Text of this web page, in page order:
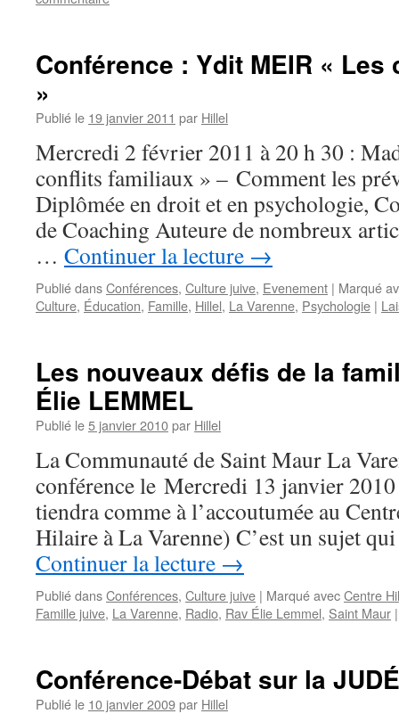
Conférence : Ydit MEIR «
»
Publié le 19 janvier 2011 par Hillel
Mercredi 2 février 2011 à 20 h 30 :
conflits familiaux » – Comment les
Diplômée en droit et en psychologie,
de Coaching Auteure de nombreux
… Continuer la lecture →
Publié dansConférences, Culture juive, Evenement | Marqué
Culture, Éducation, Famille, Hillel, La Varenne, Psychologie |
Les nouveaux défis de la
Élie LEMMEL
Publié le5 janvier 2010par Hillel
La Communauté de Saint Maur La
conférence le Mercredi 13 janvier
tiendra comme à l’accoutumée au
Hilaire à La Varenne) C’est un sujet
Continuer la lecture →
Publié dansConférences, Culture juive | Marqué avecCentre
Famille juive, La Varenne, Radio, Rav Élie Lemmel, Saint Maur |
Conférence-Débat sur la
Publié le 10 janvier 2009par Hillel